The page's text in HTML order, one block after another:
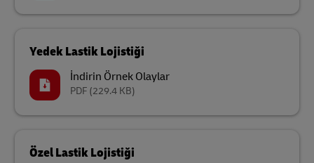
Yedek Lastik Lojistiği
İndirin Örnek Olaylar
PDF (229.4 KB)
Özel Lastik Lojistiği